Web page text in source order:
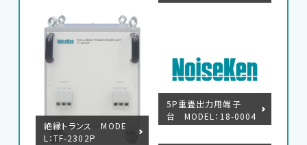
絶縁トランス MODE
L：TF-2302P
5P重畳出力用端子
台 MODEL：18-0004
4A